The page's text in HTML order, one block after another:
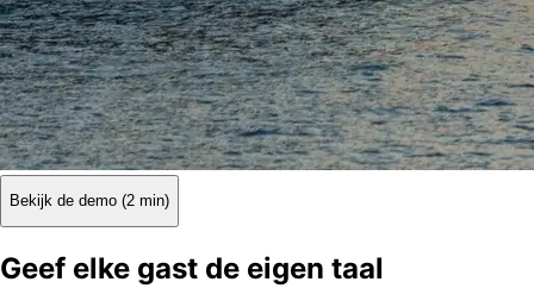
Bekijk de demo (2 min)
Geef elke gast de eigen taal